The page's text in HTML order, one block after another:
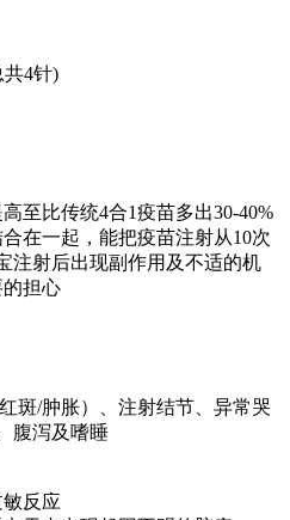
共4针)
至比传统4合1疫苗多出30-40%
在一起，能把疫苗注射从10次
注射后出现副作用及不适的机
担心
斑/肿胀）、注射结节、异常哭
腹泻及嗜睡
反应